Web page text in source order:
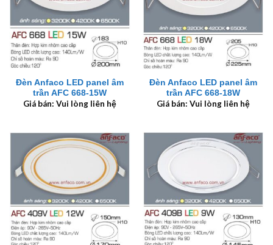
Đèn Anfaco LED panel âm
trần AFC 668-15W
Giá bán: Vui lòng liên hệ
Đèn Anfaco LED panel âm
trần AFC 668-18W
Giá bán: Vui lòng liên hệ